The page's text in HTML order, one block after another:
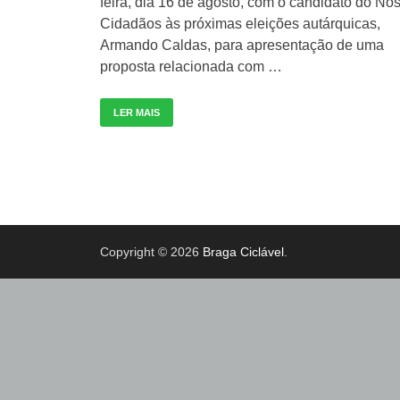
Cidadãos às próximas eleições autárquicas,
Armando Caldas, para apresentação de uma
proposta relacionada com …
LER MAIS
Copyright © 2026 Braga Ciclável